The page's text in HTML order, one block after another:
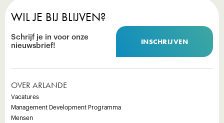
WIL JE BIJ BLIJVEN?
Schrijf je in voor onze
nieuwsbrief!
INSCHRIJVEN
OVER ARLANDE
Vacatures
Management Development Programma
Mensen